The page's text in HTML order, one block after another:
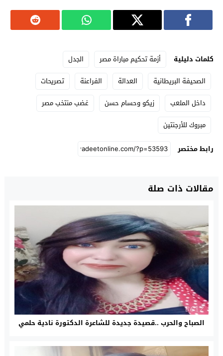
كلمات دليلية أزمة تحكيم مباراة مصر
الجدل
الصحيفة البريطانية
العدالة الفراعنة
تصريحات
داخل الملعب
زيكو وحسام حسن
غضب منتخب مصر
مبروك للأرجنتين
رابط مختصر
مقالات ذات صلة
الصباح والحرب ..قصيدة جديدة للشاعرة الدكتورة نادية حلمي